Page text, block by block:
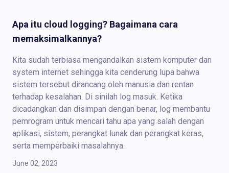
Apa itu cloud logging? Bagaimana cara
memaksimalkannya?
Kita sudah terbiasa mengandalkan sistem komputer dan
system internet sehingga kita cenderung lupa bahwa
sistem tersebut dirancang oleh manusia dan rentan
terhadap kesalahan. Di sinilah log masuk. Ketika
dicadangkan dan disimpan dengan benar, log membantu
pemrogram untuk mencari tahu apa yang salah dengan
aplikasi, sistem, perangkat lunak dan perangkat keras,
serta memperbaiki masalahnya.
June 02, 2023